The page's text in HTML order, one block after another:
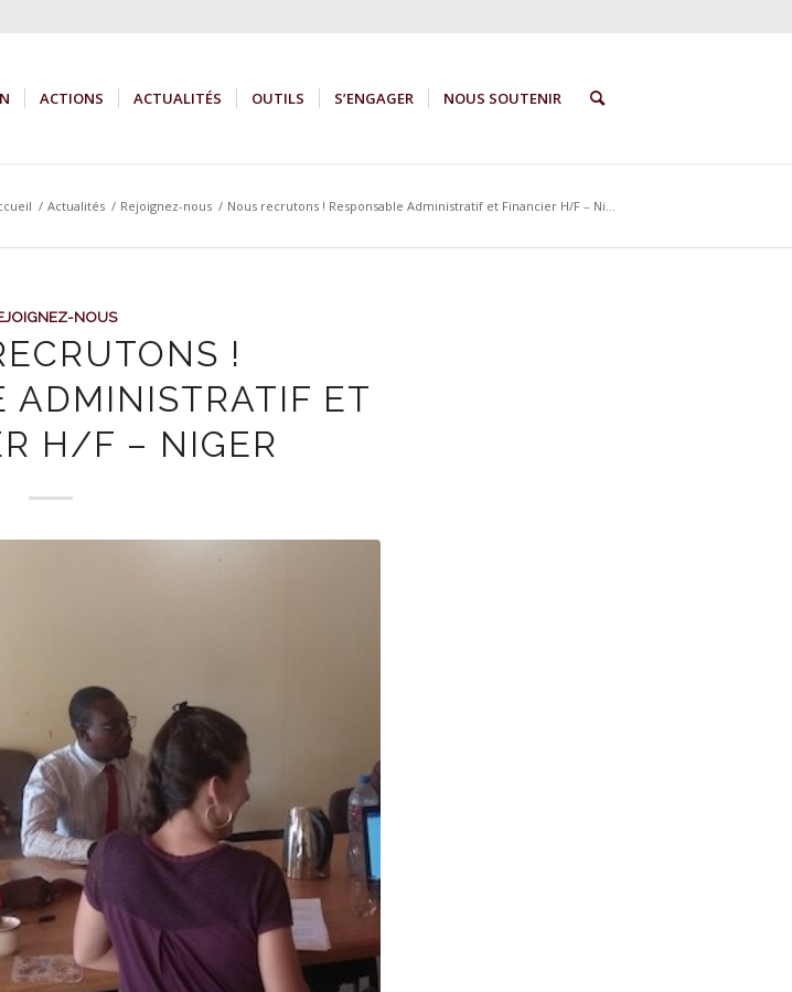
ACTIONS ACTUALITÉS OUTILS S’ENGAGER NOUS SOUTENIR
/ Actualités / Rejoignez-nous / Nous recrutons ! Responsable Administratif et Financier H/F – Ni...
NOUS
!
ADMINISTRATIF ET
H/F – NIGER